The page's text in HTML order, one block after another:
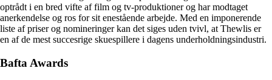
optrådt i en bred vifte af film og tv-produktioner og har modtaget
anerkendelse og ros for sit enestående arbejde. Med en imponerende
liste af priser og nomineringer kan det siges uden tvivl, at Thewlis er
en af de mest succesrige skuespillere i dagens underholdningsindustri.
Bafta Awards